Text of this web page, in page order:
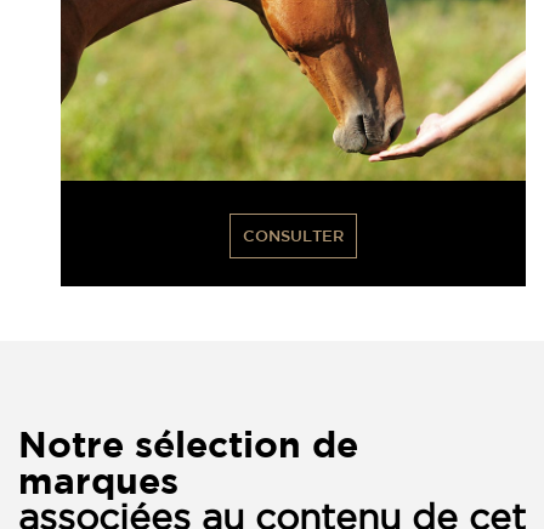
CONSULTER
Notre sélection de
marques
associées au contenu de cet